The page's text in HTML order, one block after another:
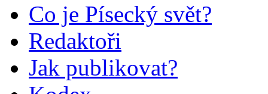
Co je Písecký svět?
Redaktoři
Jak publikovat?